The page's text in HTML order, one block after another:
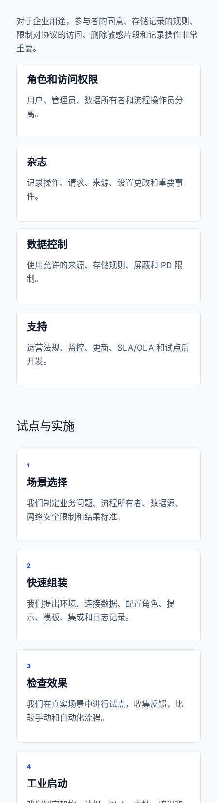
对于企业用途，参与者的同意、存储记录的规则、
限制对协议的访问、删除敏感片段和记录操作非常
重要。
角色和访问权限
用户、管理员、数据所有者和流程操作员分
离。
杂志
记录操作、请求、来源、设置更改和重要事
件。
数据控制
使用允许的来源、存储规则、屏蔽和 PD 限
制。
支持
运营法规、监控、更新、SLA/OLA 和试点后
开发。
试点与实施
1
场景选择
我们制定业务问题、流程所有者、数据源、
网络安全限制和结果标准。
2
快速组装
我们提出环境、连接数据、配置角色、提
示、模板、集成和日志记录。
3
检查效果
我们在真实场景中进行试点，收集反馈，比
较手动和自动化流程。
4
工业启动